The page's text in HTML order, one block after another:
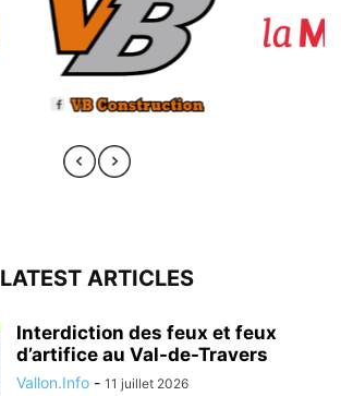
LATEST ARTICLES
Interdiction des feux et feux
d’artifice au Val-de-Travers
Vallon.Info - 11 juillet 2026